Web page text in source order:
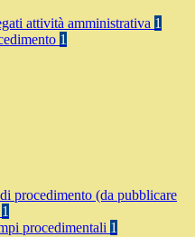
attività amministrativa 1
1
procedimento (da pubblicare
1
procedimentali 1